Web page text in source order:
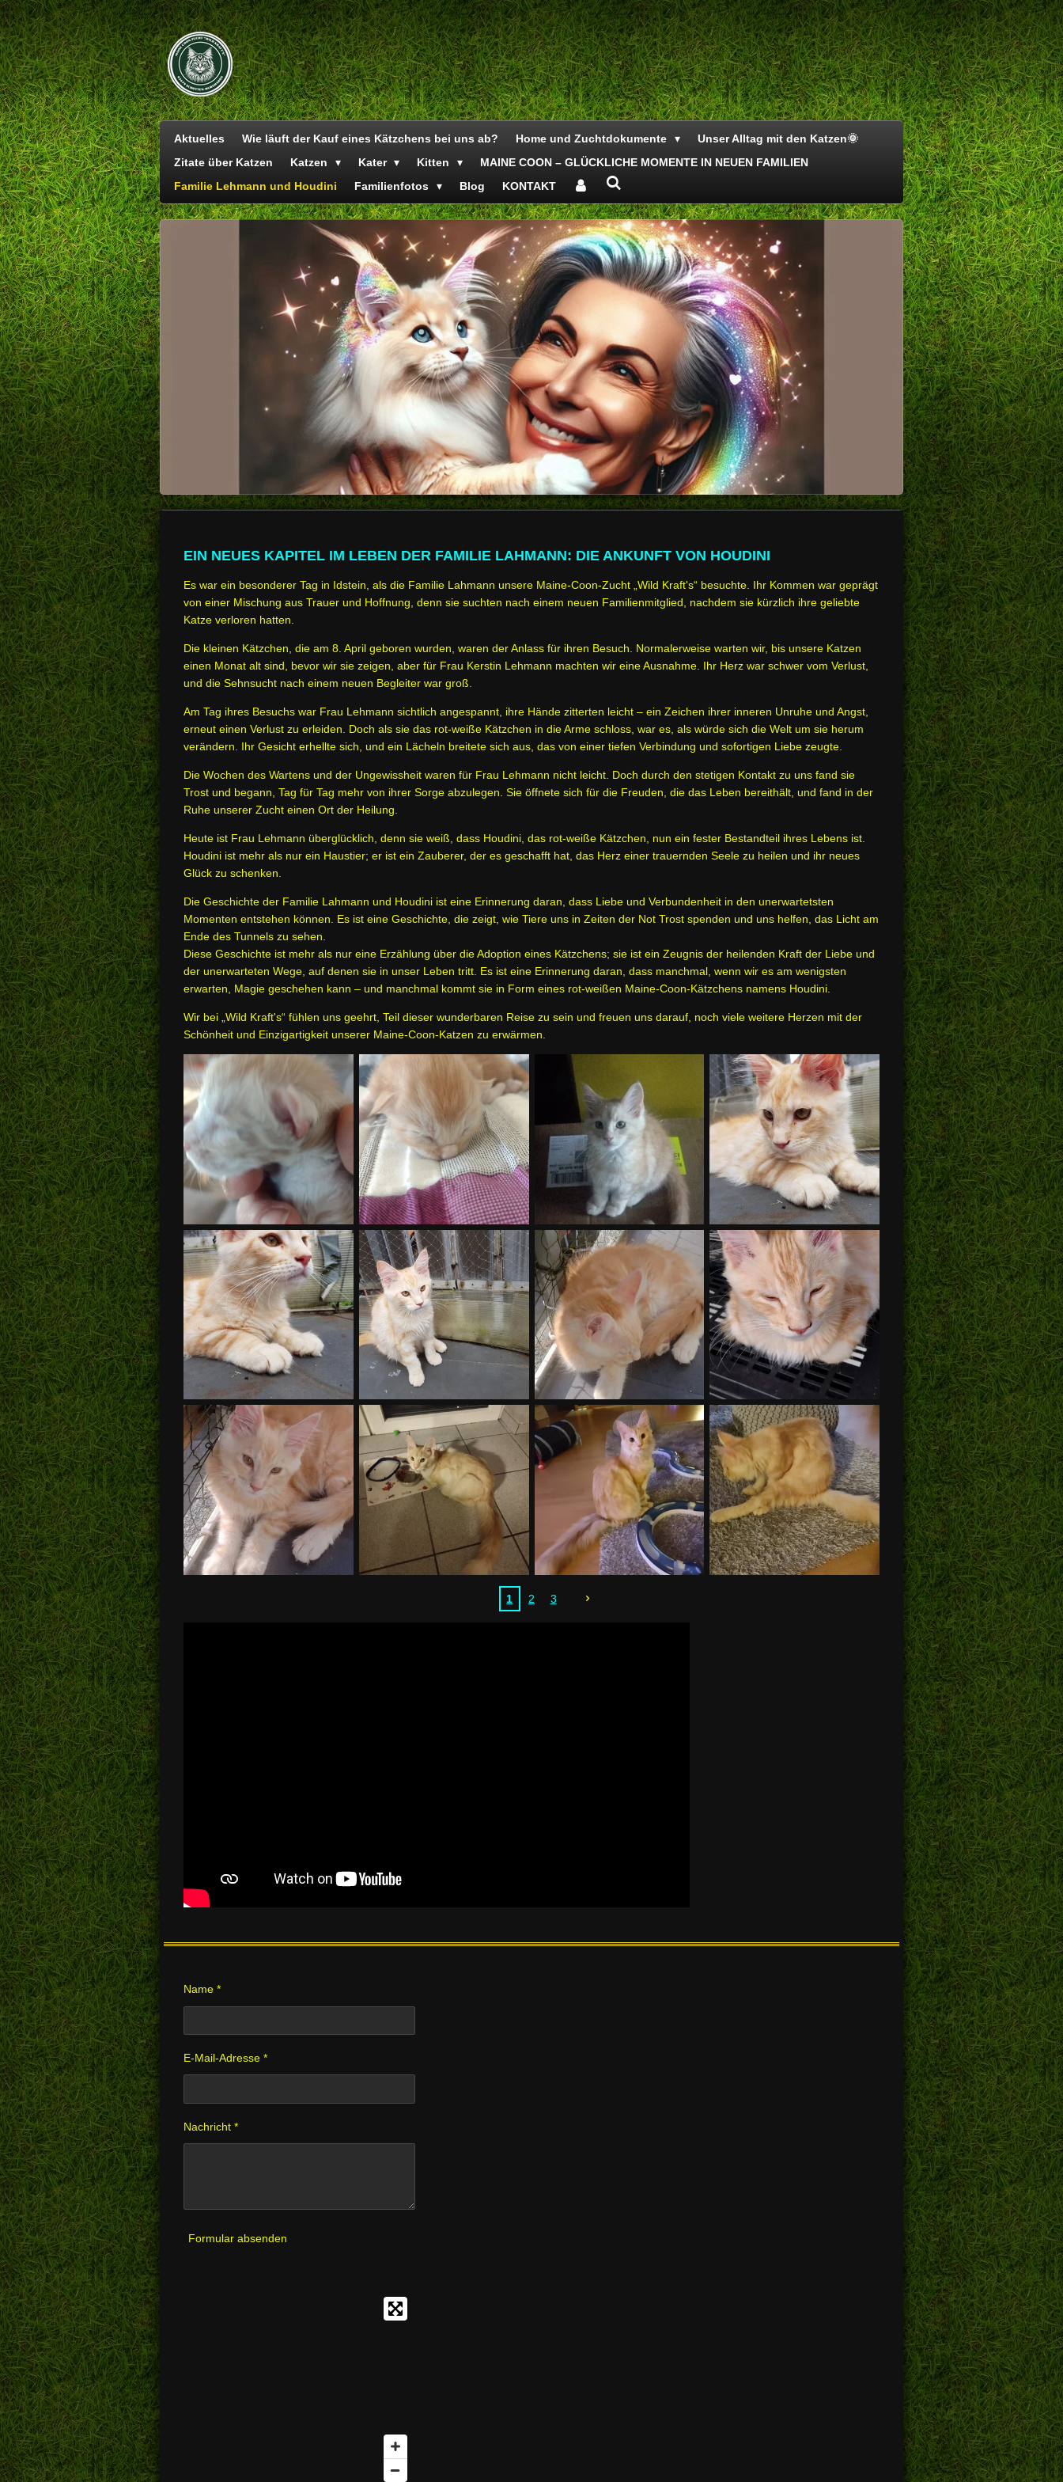
Zum
Hauptinhalt
springen
Aktuelles Wie läuft der Kauf eines Kätzchens bei uns ab? Home und Zuchtdokumente
Unser Alltag mit den Katzen🌞
Zitate über Katzen
Katzen Kater Kitten
MAINE COON – GLÜCKLICHE MOMENTE IN NEUEN FAMILIEN
Familie Lehmann und Houdini
Familienfotos Blog KONTAKT
EIN NEUES KAPITEL IM LEBEN DER FAMILIE LAHMANN: DIE ANKUNFT VON HOUDINI
Es war ein besonderer Tag in Idstein, als die Familie Lahmann unsere Maine-Coon-Zucht „Wild Kraft's“ besuchte. Ihr Kommen war geprägt
von einer Mischung aus Trauer und Hoffnung, denn sie suchten nach einem neuen Familienmitglied, nachdem sie kürzlich ihre geliebte
Katze verloren hatten.
Die kleinen Kätzchen, die am 8. April geboren wurden, waren der Anlass für ihren Besuch. Normalerweise warten wir, bis unsere Katzen
einen Monat alt sind, bevor wir sie zeigen, aber für Frau Kerstin Lehmann machten wir eine Ausnahme. Ihr Herz war schwer vom Verlust,
und die Sehnsucht nach einem neuen Begleiter war groß.
Am Tag ihres Besuchs war Frau Lehmann sichtlich angespannt, ihre Hände zitterten leicht – ein Zeichen ihrer inneren Unruhe und Angst,
erneut einen Verlust zu erleiden. Doch als sie das rot-weiße Kätzchen in die Arme schloss, war es, als würde sich die Welt um sie herum
verändern. Ihr Gesicht erhellte sich, und ein Lächeln breitete sich aus, das von einer tiefen Verbindung und sofortigen Liebe zeugte.
Die Wochen des Wartens und der Ungewissheit waren für Frau Lehmann nicht leicht. Doch durch den stetigen Kontakt zu uns fand sie
Trost und begann, Tag für Tag mehr von ihrer Sorge abzulegen. Sie öffnete sich für die Freuden, die das Leben bereithält, und fand in der
Ruhe unserer Zucht einen Ort der Heilung.
Heute ist Frau Lehmann überglücklich, denn sie weiß, dass Houdini, das rot-weiße Kätzchen, nun ein fester Bestandteil ihres Lebens ist.
Houdini ist mehr als nur ein Haustier; er ist ein Zauberer, der es geschafft hat, das Herz einer trauernden Seele zu heilen und ihr neues
Glück zu schenken.
Die Geschichte der Familie Lahmann und Houdini ist eine Erinnerung daran, dass Liebe und Verbundenheit in den unerwartetsten
Momenten entstehen können. Es ist eine Geschichte, die zeigt, wie Tiere uns in Zeiten der Not Trost spenden und uns helfen, das Licht am
Ende des Tunnels zu sehen.
Diese Geschichte ist mehr als nur eine Erzählung über die Adoption eines Kätzchens; sie ist ein Zeugnis der heilenden Kraft der Liebe und
der unerwarteten Wege, auf denen sie in unser Leben tritt. Es ist eine Erinnerung daran, dass manchmal, wenn wir es am wenigsten
erwarten, Magie geschehen kann – und manchmal kommt sie in Form eines rot-weißen Maine-Coon-Kätzchens namens Houdini.
Wir bei „Wild Kraft's“ fühlen uns geehrt, Teil dieser wunderbaren Reise zu sein und freuen uns darauf, noch viele weitere Herzen mit der
Schönheit und Einzigartigkeit unserer Maine-Coon-Katzen zu erwärmen.
1 2 3
Name *
E-Mail-Adresse *
Nachricht *
Formular absenden